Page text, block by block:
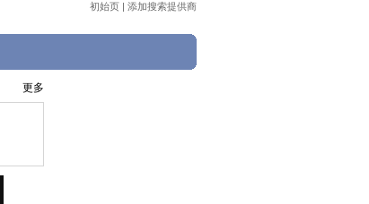
初始页 | 添加搜索提供商
更多